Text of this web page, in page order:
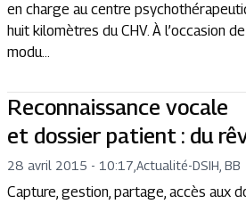
en charge au centre
huit kilomètres du CHV. À l’occasion
modu...
Reconnaissance vocale
et dossier patient : du
28 avril 2015 - 10:17 Actualité-DSIH, BB
Capture, gestion, partage, accès aux